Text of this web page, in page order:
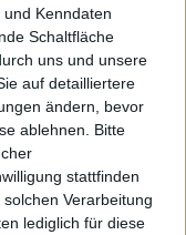
Kenndaten
Schaltfläche
uns und unsere
auf detailliertere
ändern, bevor
ablehnen.
Bitte
stattfinden
Verarbeitung
lediglich für diese
gute Stimme hat,
der ihr gut zurecht
auf eurer
sei, man selbst
was Tarja war?
Gegenteil. Was
sie gelenkt hat,
alles sofort. Sie